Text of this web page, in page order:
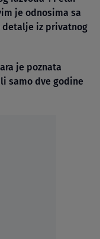
je odnosima sa
detalje iz privatnog
je poznata
samo dve godine